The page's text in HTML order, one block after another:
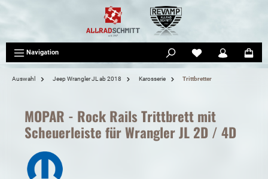
Navigation
Auswahl Jeep Wrangler JL ab 2018 Karosserie Trittbretter
MOPAR - Rock Rails Trittbrett mit
Scheuerleiste für Wrangler JL 2D / 4D